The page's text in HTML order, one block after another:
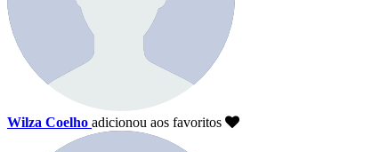
Wilza Coelho adicionou aos favoritos